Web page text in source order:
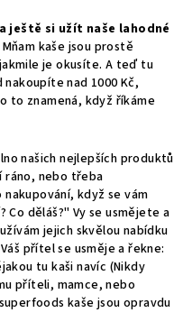
ještě si užít naše lahodné
kaše jsou prostě
je okusíte. A teď tu
nad 1000 Kč,
to znamená, když říkáme
našich nejlepších produktů
ráno, nebo třeba
když se vám
děláš?" Vy se usmějete a
jejich skvělou nabídku
přítel se usměje a řekne:
tu kaši navíc (Nikdy
příteli, mamce, nebo
kaše jsou opravdu